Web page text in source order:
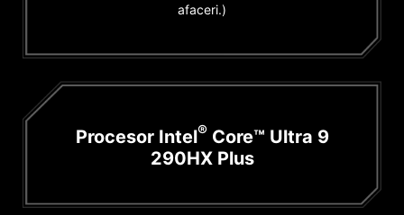
afaceri.)
Procesor Intel®Core™ Ultra 9
290HX Plus